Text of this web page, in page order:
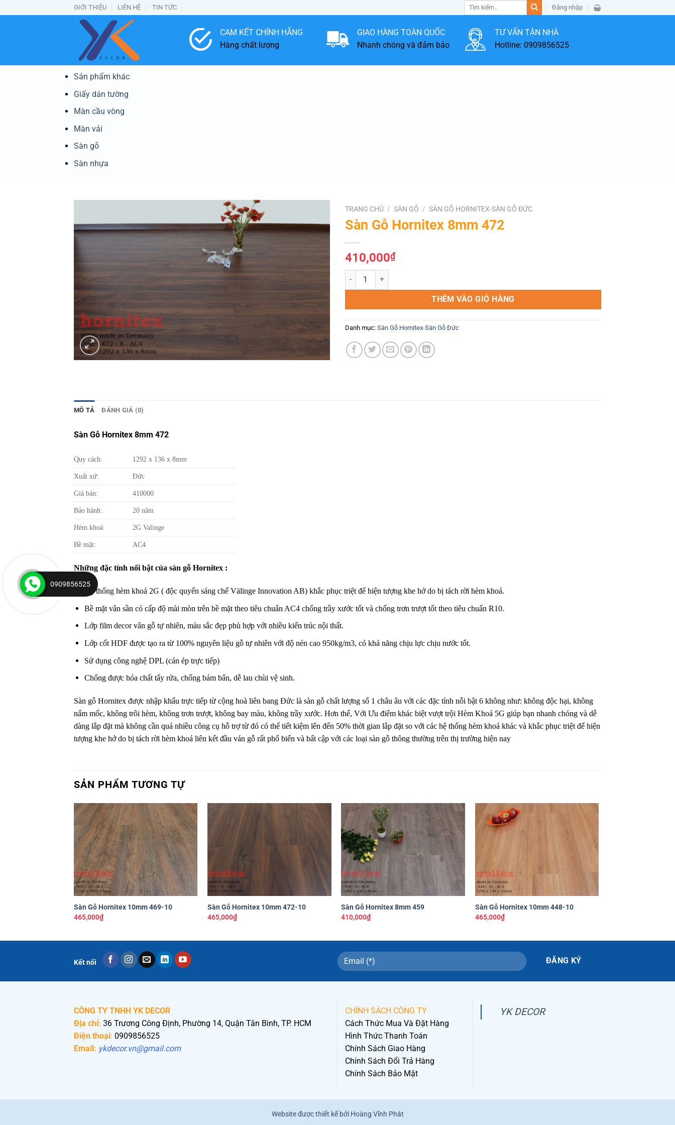
qua
GIỚI THIỆU LIÊN HỆ TIN TỨC
Tìm
Đăng nhập
CAM KẾT CHÍNH HÃNG
Hàng chất lượng
GIAO HÀNG TOÀN QUỐC
Nhanh chóng và đảm bảo
TƯ VẤN TẬN NHÀ
Hotline: 0909856525
Sản phẩm khác
Giấy dán tường
Màn cầu vòng
Màn vải
Sàn gỗ
Sàn nhựa
Yêu
TRANG CHỦ / SÀN GỖ / SÀN GỖ HORNITEX-SÀN GỖ ĐỨC
Sàn Gỗ Hornitex 8mm 472
410,000₫
Sàn Gỗ Hornitex 8mm 472 số lượng
THÊM VÀO GIỎ HÀNG
Danh mục: Sàn Gỗ Hornitex-Sàn Gỗ Đức
MÔ TẢ ĐÁNH GIÁ (0)
Sàn Gỗ Hornitex 8mm 472
Quy cách: 1292 x 136 x 8mm
Xuất xứ: Đức
Giá bán: 410000
Bảo hành: 20 năm
Hèm khoá: 2G Valinge
Bề mặt: AC4
Những đặc tính nổi bật của sàn gỗ Hornitex :
Hệ thống hèm khoá 2G ( độc quyến sáng chế Välinge Innovation AB) khắc phục triệt để hiện tượng khe hở do bị tách rời hèm khoá.
Bề mặt vân sần có cấp độ mài mòn trên bề mặt theo tiêu chuẩn AC4 chống trầy xước tốt và chống trơn trượt tốt theo tiêu chuẩn R10.
Lớp film decor vân gỗ tự nhiên, màu sắc đẹp phù hợp với nhiều kiến trúc nội thất.
Lớp cốt HDF được tạo ra từ 100% nguyên liệu gỗ tự nhiên với độ nén cao 950kg/m3, có khả năng chịu lực chịu nước tốt.
Sử dụng công nghệ DPL (cán ép trực tiếp)
Chống được hóa chất tẩy rửa, chống bám bẩn, dễ lau chùi vệ sinh.
Sàn gỗ Hornitex được nhập khẩu trực tiếp từ cộng hoà liên bang Đức là sàn gỗ chất lượng số 1 châu âu với các đặc tính nỗi bật 6 không như: không độc hại, không
nấm mốc, không trôi hèm, không trơn trượt, không bay màu, không trầy xước. Hơn thế, Với Ưu điểm khác biệt vượt trội Hèm Khoá 5G giúp bạn nhanh chóng và dễ
dàng lắp đặt mà không cần quá nhiều công cụ hỗ trợ từ đó có thể tiết kiệm lên đến 50% thời gian lắp đặt so với các hệ thống hèm khoá khác và khắc phục triệt để hiện
tượng khe hở do bị tách rời hèm khoá liên kết đầu ván gỗ rất phổ biến và bất cập với các loại sàn gỗ thông thường trên thị trường hiện nay
SẢN PHẨM TƯƠNG TỰ
Yêu
thích
+
Sàn Gỗ Hornitex 10mm 469-10
465,000₫
+
Sàn Gỗ Hornitex 10mm 472-10
465,000₫
Yêu
thích
+
Sàn Gỗ Hornitex 8mm 459
410,000₫
+
Sàn Gỗ Hornitex 10mm 448-10
465,000₫
Kết nối
CÔNG TY TNHH YK DECOR
Địa chỉ: 36 Trương Công Định, Phường 14, Quận Tân Bình, TP. HCM
Điện thoại: 0909856525
Email: ykdecor.vn@gmail.com
CHÍNH SÁCH CÔNG TY
Cách Thức Mua Và Đặt Hàng
Hình Thức Thanh Toán
Chính Sách Giao Hàng
Chính Sách Đổi Trả Hàng
Chính Sách Bảo Mật
YK DECOR
Website được thiết kế bởi Hoàng Vĩnh Phát
0909856525